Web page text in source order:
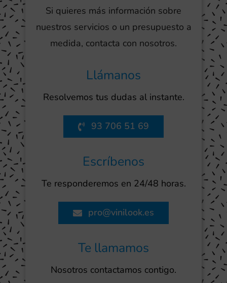
Si quieres más información sobre
nuestros servicios o un presupuesto a
medida, contacta con nosotros.
Llámanos
Resolvemos tus dudas al instante.
93 706 51 69
Escríbenos
Te responderemos en 24/48 horas.
pro@vinilook.es
Te llamamos
Nosotros contactamos contigo.